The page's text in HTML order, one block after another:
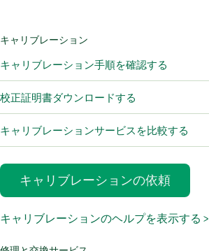
キャリブレーション
キャリブレーション手順を確認する
校正証明書ダウンロードする
キャリブレーションサービスを比較する
キャリブレーションの依頼
キャリブレーションのヘルプを表示する >